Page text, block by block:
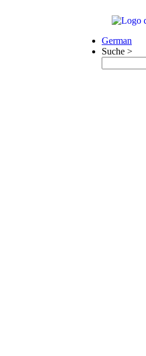
German
Suche >